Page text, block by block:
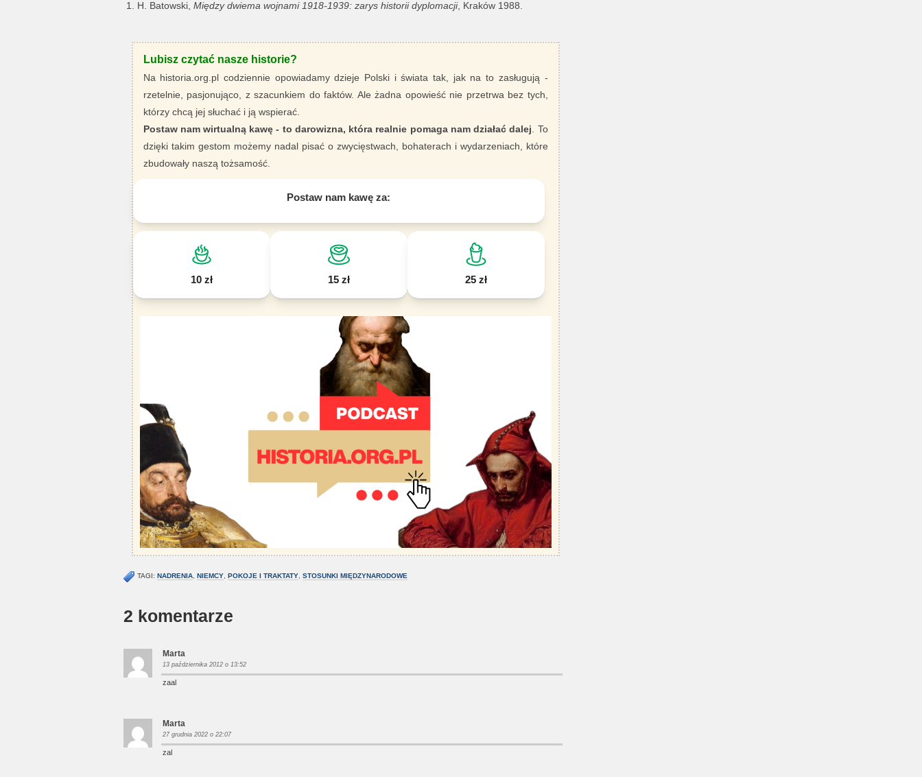
H. Batowski, Między dwiema wojnami 1918-1939: zarys historii dyplomacji, Kraków 1988.
Lubisz czytać nasze historie?
Na historia.org.pl codziennie opowiadamy dzieje Polski i świata tak, jak na to zasługują -
rzetelnie, pasjonująco, z szacunkiem do faktów. Ale żadna opowieść nie przetrwa bez tych,
którzy chcą jej słuchać i ją wspierać.
Postaw nam wirtualną kawę - to darowizna, która realnie pomaga nam działać dalej . To
dzięki takim gestom możemy nadal pisać o zwycięstwach, bohaterach i wydarzeniach, które
zbudowały naszą tożsamość.
Postaw nam kawę za:
10 zł 15 zł 25 zł
TAGI: NADRENIA, NIEMCY, POKOJE I TRAKTATY, STOSUNKI MIĘDZYNARODOWE
2 komentarze
Marta
13 października 2012 o 13:52
zaal
Marta
27 grudnia 2022 o 22:07
zal